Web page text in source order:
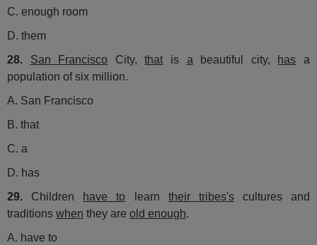
C. enough room
D. them
28. San Francisco City,that is a beautiful city, has a
population of six million.
A. San Francisco
B. that
C. a
D. has
29. Children have to learn their tribes'scultures and
traditions when they are old enough.
A. have to